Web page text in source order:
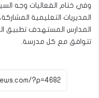
وفي ختام الفعاليات وجه
المديريات التعليمية
المدارس المستهدف تطبيق
تتوافق مع كل مدرسة.